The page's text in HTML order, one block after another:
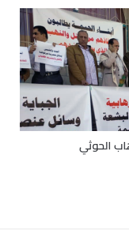
الحوثي